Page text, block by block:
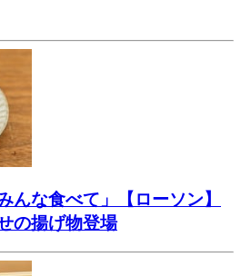
んな食べて」【ローソン】
の揚げ物登場